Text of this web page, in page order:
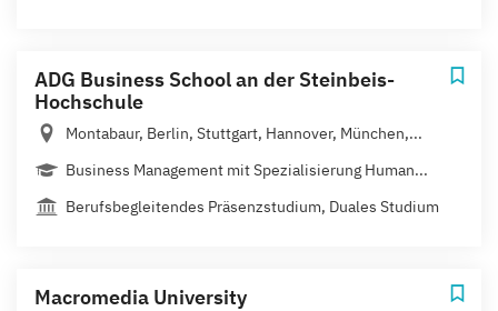
ADG Business School an der Steinbeis-
Hochschule
Montabaur, Berlin, Stuttgart, Hannover, München,...
Business Management mit Spezialisierung Human...
Berufsbegleitendes Präsenzstudium, Duales Studium
Macromedia University